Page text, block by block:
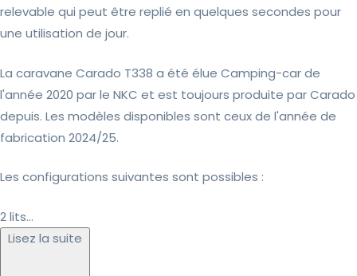
relevable qui peut être replié en quelques secondes pour
une utilisation de jour.
La caravane Carado T338 a été élue Camping-car de
l'année 2020 par le NKC et est toujours produite par Carado
depuis. Les modèles disponibles sont ceux de l'année de
fabrication 2024/25.
Les configurations suivantes sont possibles :
2 lits...
Lisez la suite